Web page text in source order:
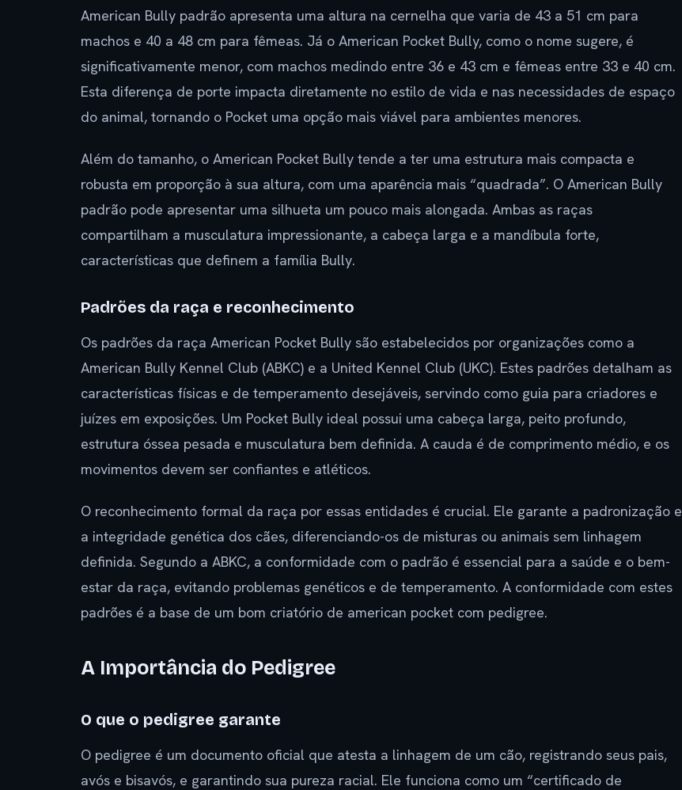
American Bully padrão apresenta uma altura na cernelha que varia de 43 a 51 cm para
machos e 40 a 48 cm para fêmeas. Já o American Pocket Bully, como o nome sugere, é
significativamente menor, com machos medindo entre 36 e 43 cm e fêmeas entre 33 e 40 cm.
Esta diferença de porte impacta diretamente no estilo de vida e nas necessidades de espaço
do animal, tornando o Pocket uma opção mais viável para ambientes menores.
Além do tamanho, o American Pocket Bully tende a ter uma estrutura mais compacta e
robusta em proporção à sua altura, com uma aparência mais “quadrada”. O American Bully
padrão pode apresentar uma silhueta um pouco mais alongada. Ambas as raças
compartilham a musculatura impressionante, a cabeça larga e a mandíbula forte,
características que definem a família Bully.
Padrões da raça e reconhecimento
Os padrões da raça American Pocket Bully são estabelecidos por organizações como a
American Bully Kennel Club (ABKC) e a United Kennel Club (UKC). Estes padrões detalham as
características físicas e de temperamento desejáveis, servindo como guia para criadores e
juízes em exposições. Um Pocket Bully ideal possui uma cabeça larga, peito profundo,
estrutura óssea pesada e musculatura bem definida. A cauda é de comprimento médio, e os
movimentos devem ser confiantes e atléticos.
O reconhecimento formal da raça por essas entidades é crucial. Ele garante a padronização e
a integridade genética dos cães, diferenciando-os de misturas ou animais sem linhagem
definida. Segundo a ABKC, a conformidade com o padrão é essencial para a saúde e o bem-
estar da raça, evitando problemas genéticos e de temperamento. A conformidade com estes
padrões é a base de um bom criatório de american pocket com pedigree.
A Importância do Pedigree
O que o pedigree garante
O pedigree é um documento oficial que atesta a linhagem de um cão, registrando seus pais,
avós e bisavós, e garantindo sua pureza racial. Ele funciona como um “certificado de